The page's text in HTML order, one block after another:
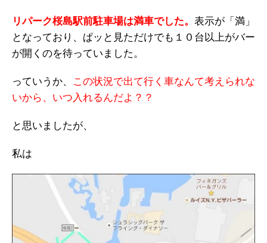
リパーク桜島駅前駐車場は満車でした。 表示が「満」
となっており、ぱッと見ただけでも１０台以上がバー
が開くのを待っていました。
っていうか、
この状況で出て行く車なんて考えられな
いから、いつ入れるんだよ？？
と思いましたが、
私は